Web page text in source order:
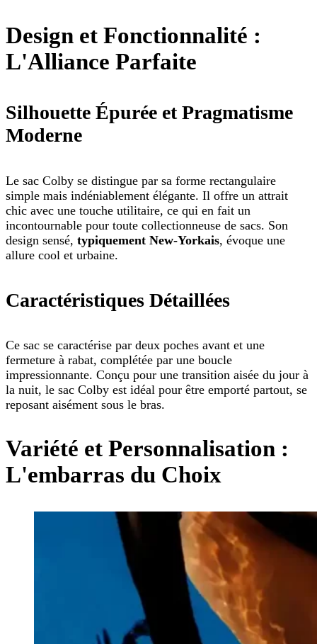
Design et Fonctionnalité :
L'Alliance Parfaite
Silhouette Épurée et Pragmatisme
Moderne
Le sac Colby se distingue par sa forme rectangulaire
simple mais indéniablement élégante. Il offre un attrait
chic avec une touche utilitaire, ce qui en fait un
incontournable pour toute collectionneuse de sacs. Son
design sensé, typiquement New-Yorkais, évoque une
allure cool et urbaine.
Caractéristiques Détaillées
Ce sac se caractérise par deux poches avant et une
fermeture à rabat, complétée par une boucle
impressionnante. Conçu pour une transition aisée du jour à
la nuit, le sac Colby est idéal pour être emporté partout, se
reposant aisément sous le bras.
Variété et Personnalisation :
L'embarras du Choix